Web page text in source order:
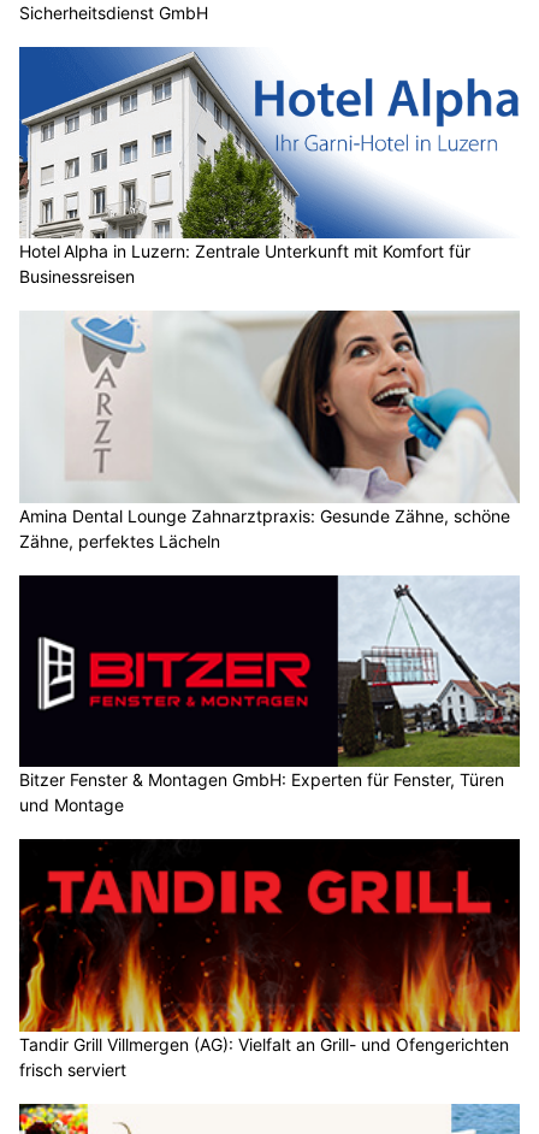
Sicherheitsdienst GmbH
Hotel Alpha in Luzern: Zentrale Unterkunft mit Komfort für
Businessreisen
Amina Dental Lounge Zahnarztpraxis: Gesunde Zähne, schöne
Zähne, perfektes Lächeln
Bitzer Fenster & Montagen GmbH: Experten für Fenster, Türen
und Montage
Tandir Grill Villmergen (AG): Vielfalt an Grill- und Ofengerichten
frisch serviert